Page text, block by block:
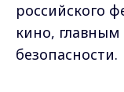
российского
кино, главным
безопасности.